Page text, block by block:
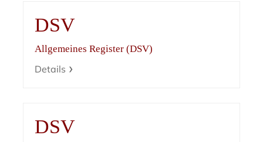
DSV
Allgemeines Register (DSV)
Details
DSV